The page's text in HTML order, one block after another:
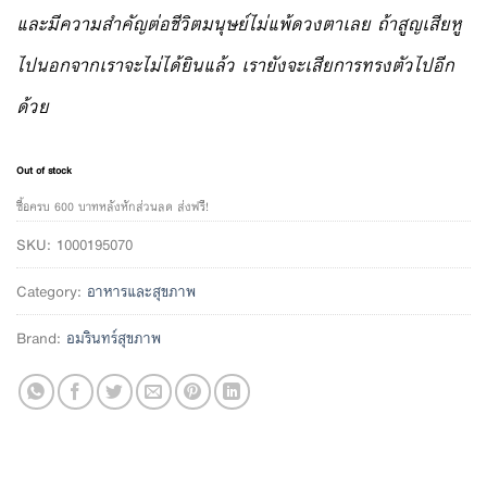
และมีความสำคัญต่อชีวิตมนุษย์ไม่แพ้ดวงตาเลย ถ้าสูญเสียหู
ไปนอกจากเราจะไม่ได้ยินแล้ว เรายังจะเสียการทรงตัวไปอีก
ด้วย
Out of stock
ซื้อครบ 600 บาทหลังหักส่วนลด ส่งฟรี!
SKU: 1000195070
Category: อาหารและสุขภาพ
Brand: อมรินทร์สุขภาพ